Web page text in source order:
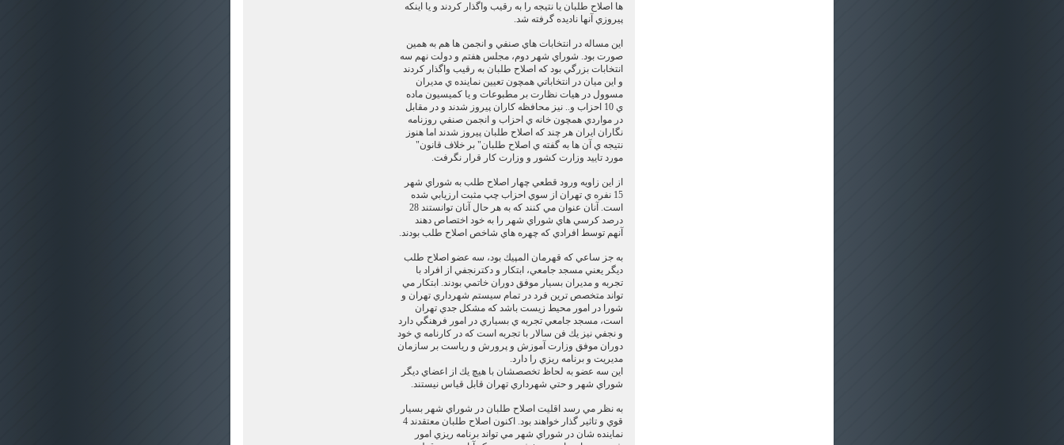
ها اصلاح طلبان يا نتيجه را به رقيب واگذار كردند و يا اينكه
پيروزي آنها ناديده گرفته شد.
اين مساله در انتخابات هاي صنفي و انجمن ها هم به همين
صورت بود. شوراي شهر دوم، مجلس هفتم و دولت نهم سه
انتخابات بزرگي بود كه اصلاح طلبان به رقيب واگذار كردند
و اين ميان در انتخاباتي همچون تعيين نماينده ي مديران
مسوول در هيات نظارت بر مطبوعات و يا كميسيون ماده
ي 10 احزاب و.. نيز محافظه كاران پيروز شدند و در مقابل
در مواردي همچون خانه ي احزاب و انجمن صنفي روزنامه
نگاران ايران هر چند كه اصلاح طلبان پيروز شدند اما هنوز
نتيجه ي آن ها به گفته ي اصلاح طلبان" بر خلاف قانون"
مورد تاييد وزارت كشور و وزارت كار قرار نگرفت.
از اين زاويه ورود قطعي چهار اصلاح طلب به شوراي شهر
15 نفره ي تهران از سوي احزاب چپ مثبت ارزيابي شده
است. آنان عنوان مي كنند كه به هر حال آنان توانستند 28
درصد كرسي هاي شوراي شهر را به خود اختصاص دهند
آنهم توسط افرادي كه چهره هاي شاخص اصلاح طلب بودند.
به جز ساعي كه قهرمان المپيك بود، سه عضو اصلاح طلب
ديگر يعني مسجد جامعي، ابتكار و دكترنجفي از افراد با
تجربه و مديران بسيار موفق دوران خاتمي بودند. ابتكار مي
تواند متخصص ترين فرد در تمام سيستم شهرداري تهران و
شورا در امور محيط زيست باشد كه مشكل جدي تهران
است، مسجد جامعي تجربه ي بسياري در امور فرهنگي دارد
و نجفي نيز يك فن سالار با تجربه است كه در كارنامه ي خود
دوران موفق وزارت آموزش و پرورش و رياست بر سازمان
مديريت و برنامه ريزي را دارد.
اين سه عضو به لحاظ تخصصشان با هيچ يك از اعضاي ديگر
شوراي شهر و حتي شهرداري تهران قابل قياس نيستند.
به نظر مي رسد اقليت اصلاح طلبان در شوراي شهر بسيار
قوي و تاثير گذار خواهند بود. اكنون اصلاح طلبان معتقدند 4
نماينده شان در شوراي شهر مي تواند برنامه ريزي امور